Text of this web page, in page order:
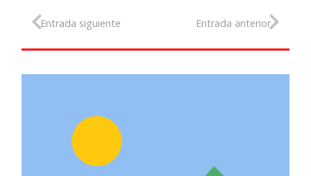
Entrada siguiente Entrada anterior